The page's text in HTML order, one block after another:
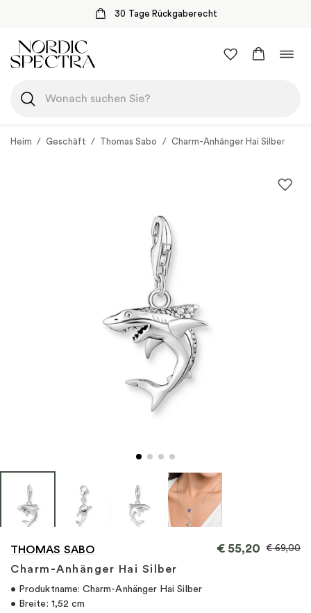
30 Tage Rückgaberecht
Inhalt
springen
Heim / Geschäft / Thomas Sabo / Charm-Anhänger Hai Silber
THOMAS SABO
Charm-Anhänger Hai Silber
€55,20 €69,00
• Produktname: Charm-Anhänger Hai Silber
• Breite: 1,52 cm